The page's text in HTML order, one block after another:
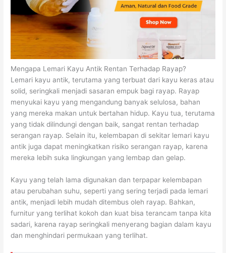
Mengapa Lemari Kayu Antik Rentan Terhadap Rayap?
Lemari kayu antik, terutama yang terbuat dari kayu keras atau
solid, seringkali menjadi sasaran empuk bagi rayap. Rayap
menyukai kayu yang mengandung banyak selulosa, bahan
yang mereka makan untuk bertahan hidup. Kayu tua, terutama
yang tidak dilindungi dengan baik, sangat rentan terhadap
serangan rayap. Selain itu, kelembapan di sekitar lemari kayu
antik juga dapat meningkatkan risiko serangan rayap, karena
mereka lebih suka lingkungan yang lembap dan gelap.
Kayu yang telah lama digunakan dan terpapar kelembapan
atau perubahan suhu, seperti yang sering terjadi pada lemari
antik, menjadi lebih mudah ditembus oleh rayap. Bahkan,
furnitur yang terlihat kokoh dan kuat bisa terancam tanpa kita
sadari, karena rayap seringkali menyerang bagian dalam kayu
dan menghindari permukaan yang terlihat.